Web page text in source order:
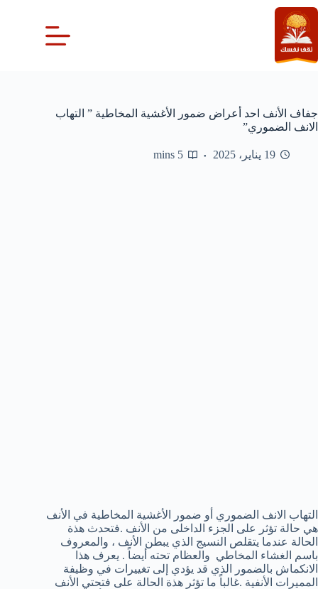
التجاوز
إلى
المحتوى
جفاف الأنف احد أعراض ضمور الأغشية المخاطية ” التهاب
الانف الضموري”
19 يناير، 2025 5 mins
التهاب الانف الضموري أو ضمور الأغشية المخاطية في الأنف
هي حالة تؤثر على الجزء الداخلى من الأنف .فتحدث هذة
الحالة عندما يتقلص النسيج الذي يبطن الأنف ، والمعروف
باسم الغشاء المخاطي والعظام تحته أيضاً . يعرف هذا
الانكماش بالضمور الذي قد يؤدي إلى تغييرات في وظيفة
المميرات الأنفية .غالباً ما تؤثر هذة الحالة على فتحتي الأنف